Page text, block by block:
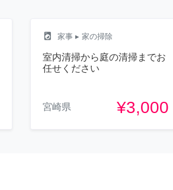
local_laundry_service 家事 ▸ 家の掃除
室内清掃から庭の清掃までお
任せください
宮崎県 ¥3,000